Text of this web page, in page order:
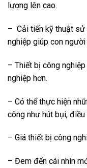
lượng lên cao.
– Cải tiến kỹ thuật sử
nghiệp giúp con
– Thiết bị công
nghiệp hơn.
– Có thể thực hiện
công như hút bụi,
– Giá thiết bị công
– Đem đến cái nhìn